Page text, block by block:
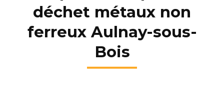
déchet métaux non
ferreux Aulnay-sous-
Bois